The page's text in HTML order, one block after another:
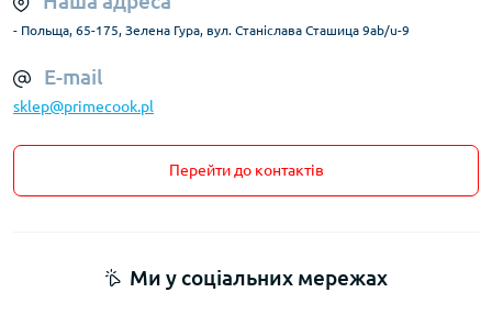
- Польща, 65-175, Зелена Гура, вул. Станіслава Сташица 9ab/u-9
E-mail
sklep@primecook.pl
Перейти до контактів
Ми у соціальних мережах